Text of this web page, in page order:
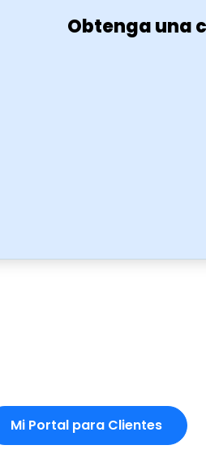
Obtenga una
Mi Portal para Clientes